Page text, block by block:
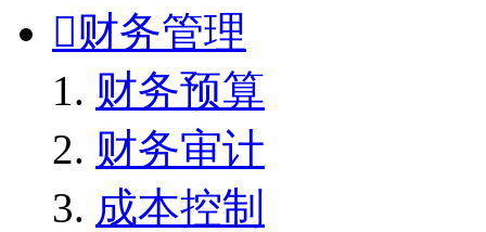
财务管理
财务预算
财务审计
成本控制